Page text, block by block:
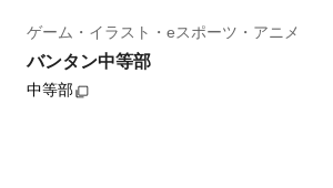
ゲーム・イラスト・eスポーツ・アニメ
バンタン中等部
中等部